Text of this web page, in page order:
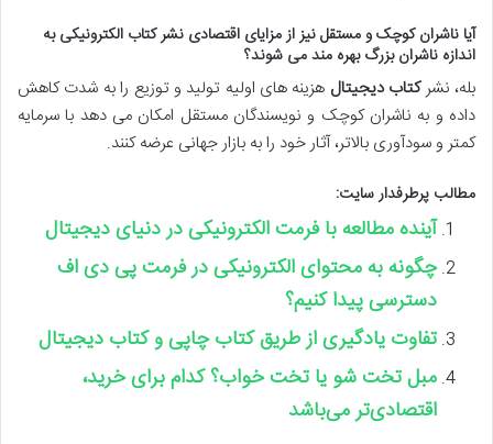
آیا ناشران کوچک و مستقل نیز از مزایای اقتصادی نشر کتاب الکترونیکی به
اندازه ناشران بزرگ بهره مند می شوند؟
بله، نشرکتاب دیجیتال هزینه های اولیه تولید و توزیع را به شدت کاهش
داده و به ناشران کوچک و نویسندگان مستقل امکان می دهد با سرمایه
کمتر و سودآوری بالاتر، آثار خود را به بازار جهانی عرضه کنند.
مطالب پرطرفدار سایت:
آینده مطالعه با فرمت الکترونیکی در دنیای دیجیتال
چگونه به محتوای الکترونیکی در فرمت پی دی اف
دسترسی پیدا کنیم؟
تفاوت یادگیری از طریق کتاب چاپی و کتاب دیجیتال
مبل تخت شو یا تخت خواب؟ کدام برای خرید،
اقتصادی‌تر می‌باشد